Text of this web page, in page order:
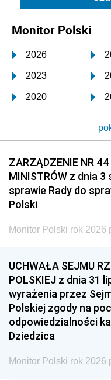
Monitor Polski
2026
2023
2020
2017
2014
2011
2008
2005
1996
1993
1990
1987
ZARZĄDZENIE NR
MINISTRÓW z dnia
sprawie Rady do
Polski
Monitor Polski rok 2026
UCHWAŁA SEJMU
POLSKIEJ z dnia 31
wyrażenia przez
Polskiej zgody na
odpowiedzialności
Dziedzica
Monitor Polski rok 2026